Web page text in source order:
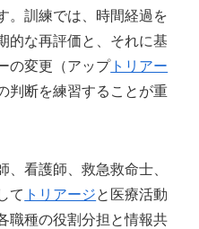
。訓練では、時間経過を
的な再評価と、それに基
の変更（アップトリアー
判断を練習することが重
、看護師、救急救命士、
て トリアージと医療活動
職種の役割分担と情報共